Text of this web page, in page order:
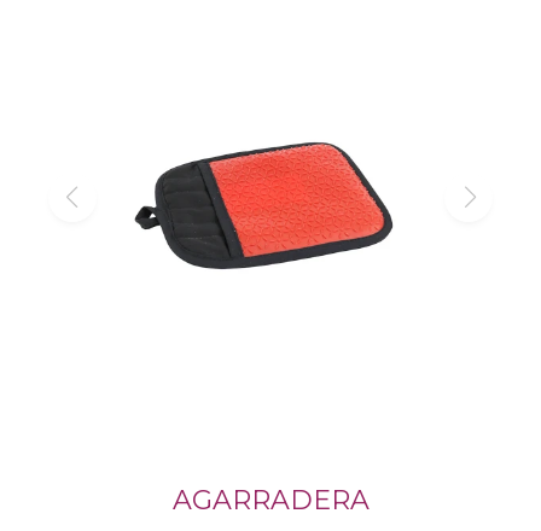
AGARRADERA